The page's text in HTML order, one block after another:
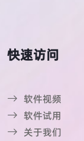
快速访问
软件视频
软件试用
关于我们